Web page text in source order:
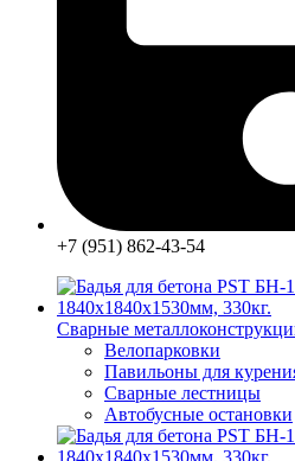
+7 (951) 862-43-54
Сварные
Велопарковки
Павильоны для
Сварные лестницы
Автобусные остановки